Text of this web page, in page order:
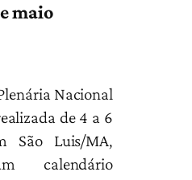
maio
Nacional
de 4 a 6
São Luis/MA,
calendário